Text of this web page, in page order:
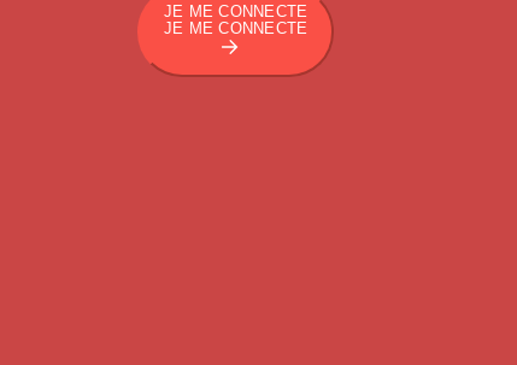
JE ME CONNECTE
JE ME CONNECTE